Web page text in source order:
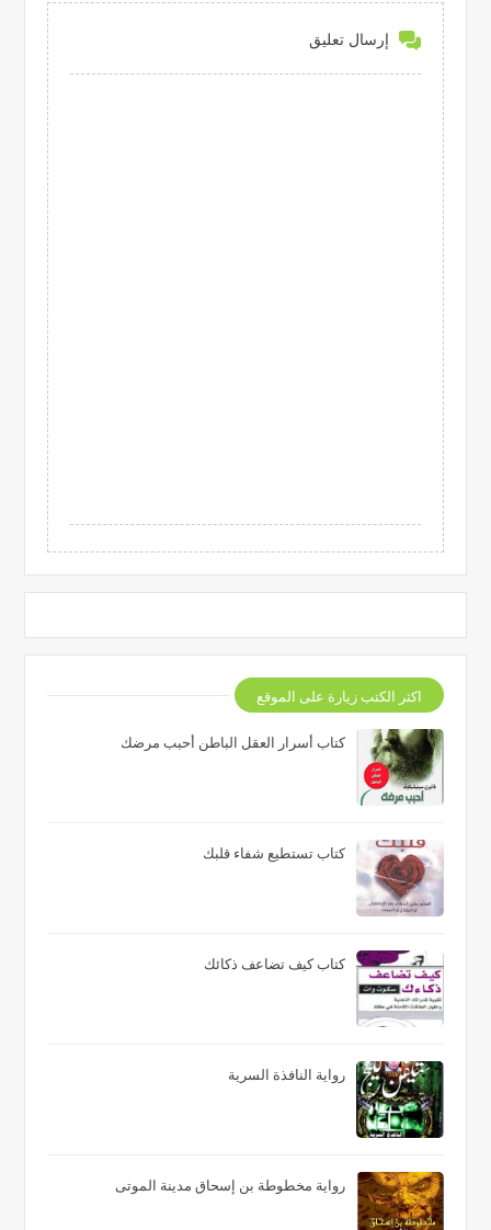
إرسال تعليق
اكثر الكتب زيارة على الموقع
كتاب أسرار العقل الباطن أحبب مرضك
كتاب تستطيع شفاء قلبك
كتاب كيف تضاعف ذكائك
رواية النافذة السرية
رواية مخطوطة بن إسحاق مدينة الموتى